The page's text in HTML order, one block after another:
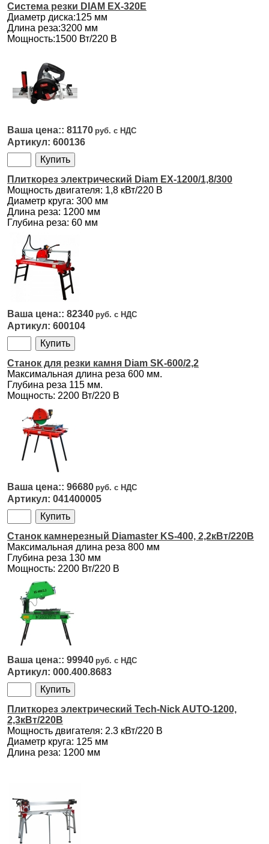
Система резки DIAM EX-320E
Диаметр диска:125 мм
Длина реза:3200 мм
Мощность:1500 Вт/220 В
81170
600136
Плиткорез электрический Diam EX-1200/1,8/300
Мощность двигателя: 1,8 кВт/220 В
Диаметр круга: 300 мм
Длина реза: 1200 мм
Глубина реза: 60 мм
82340
600104
Станок для резки камня Diam SK-600/2,2
Максимальная длина реза 600 мм.
Глубина реза 115 мм.
Мощность: 2200 Вт/220 В
96680
041400005
Станок камнерезный Diamaster KS-400, 2,2кВт/220В
Максимальная длина реза 800 мм
Глубина реза 130 мм
Мощность: 2200 Вт/220 В
99940
000.400.8683
Плиткорез электрический Tech-Nick AUTO-1200,
2,3кВт/220В
Мощность двигателя: 2.3 кВт/220 В
Диаметр круга: 125 мм
Длина реза: 1200 мм